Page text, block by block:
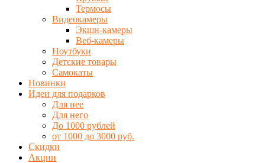
Термосы
Видеокамеры
Экшн-камеры
Веб-камеры
Ноутбуки
Детские товары
Самокаты
Новинки
Идеи для подарков
Для нее
Для него
До 1000 рублей
от 1000 до 3000 руб.
Скидки
Акции